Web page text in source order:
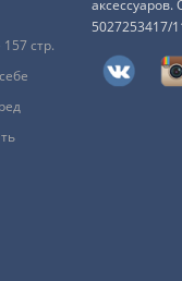
стр.
5027253417/